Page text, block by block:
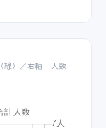
線）／右軸：人数